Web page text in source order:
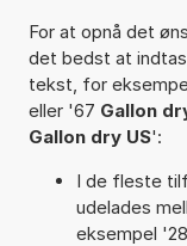
For at opnå det
det bedst at
tekst, for
eller '67 Gallon
Gallon dry US':
I de fleste
udelades
eksempel '28